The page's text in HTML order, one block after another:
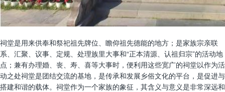
祠堂是用来供奉和祭祀祖先牌位、瞻仰祖先德能的地方；是家族宗亲联
系、汇聚、议事、定规、处理族里大事和“正本清源、认祖归宗”的活动地
点；兼有办理婚、丧、寿、喜等大事时，便利用这些宽广的祠堂以作为活
动之处祠堂是团结交流的基地，是传承和发展乡俗文化的平台，是促进与
搭建和谐的载体。祠堂作为一个家族的象征，其含义与意义是非常深远和